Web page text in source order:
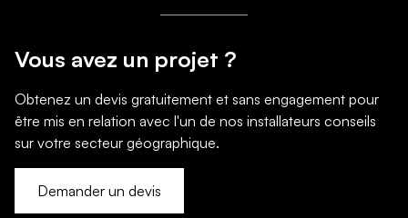
Vous avez un projet ?
Obtenez un devis gratuitement et sans engagement pour
être mis en relation avec l'un de nos installateurs conseils
sur votre secteur géographique.
Demander un devis